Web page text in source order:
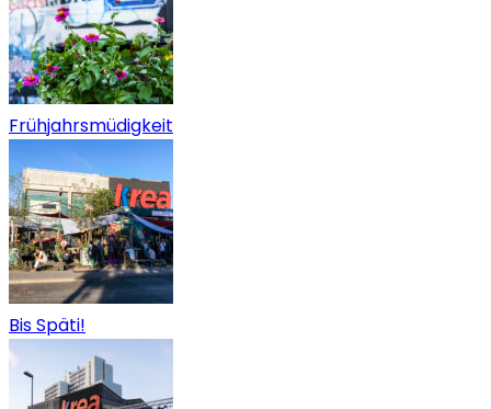
Frühjahrsmüdigkeit
Bis Späti!